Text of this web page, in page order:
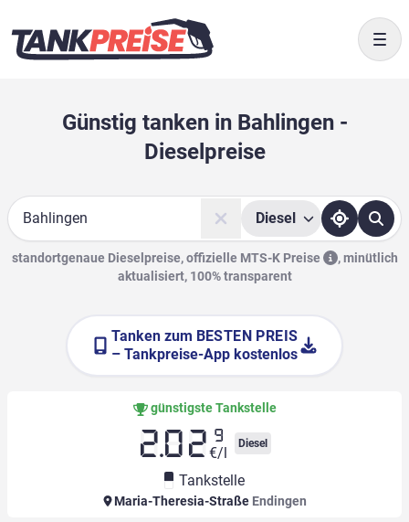
Günstig tanken in Bahlingen -
Dieselpreise
Suche
Diesel
standortgenaue Dieselpreise, offizielle MTS-K Preise ,minütlich
aktualisiert, 100% transparent
Tanken zum BESTEN PREIS
– Tankpreise-App kostenlos
günstigste Tankstelle
2.02 9
€/l
Diesel
Tankstelle
Maria-Theresia-Straße Endingen